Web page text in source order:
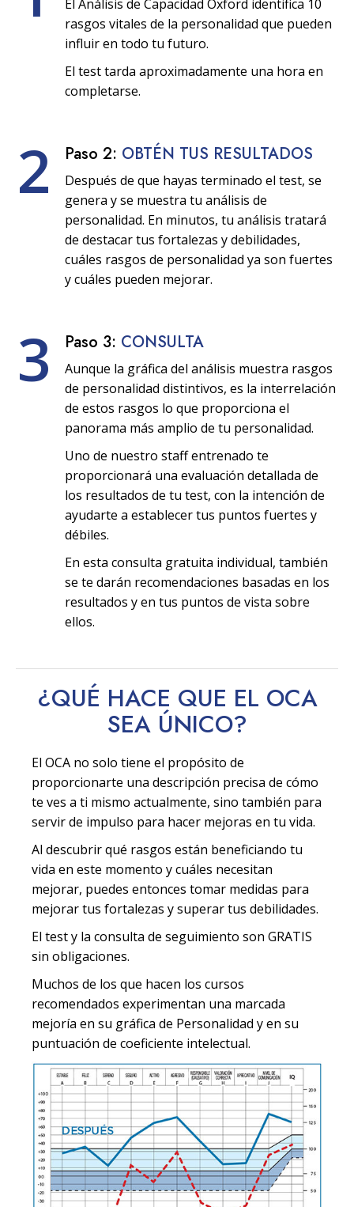
El Análisis de Capacidad Oxford identifica 10
rasgos vitales de la personalidad que pueden
influir en todo tu futuro.
El test tarda aproximadamente una hora en
completarse.
2 Paso 2: OBTÉN TUS RESULTADOS
Después de que hayas terminado el test, se
genera y se muestra tu análisis de
personalidad. En minutos, tu análisis tratará
de destacar tus fortalezas y debilidades,
cuáles rasgos de personalidad ya son fuertes
y cuáles pueden mejorar.
3 Paso 3: CONSULTA
Aunque la gráfica del análisis muestra rasgos
de personalidad distintivos, es la interrelación
de estos rasgos lo que proporciona el
panorama más amplio de tu personalidad.
Uno de nuestro staff entrenado te
proporcionará una evaluación detallada de
los resultados de tu test, con la intención de
ayudarte a establecer tus puntos fuertes y
débiles.
En esta consulta gratuita individual, también
se te darán recomendaciones basadas en los
resultados y en tus puntos de vista sobre
ellos.
¿QUÉ HACE QUE EL OCA
SEA ÚNICO?
El OCA no solo tiene el propósito de
proporcionarte una descripción precisa de cómo
te ves a ti mismo actualmente, sino también para
servir de impulso para hacer mejoras en tu vida.
Al descubrir qué rasgos están beneficiando tu
vida en este momento y cuáles necesitan
mejorar, puedes entonces tomar medidas para
mejorar tus fortalezas y superar tus debilidades.
El test y la consulta de seguimiento son GRATIS
sin obligaciones.
Muchos de los que hacen los cursos
recomendados experimentan una marcada
mejoría en su gráfica de Personalidad y en su
puntuación de coeficiente intelectual.